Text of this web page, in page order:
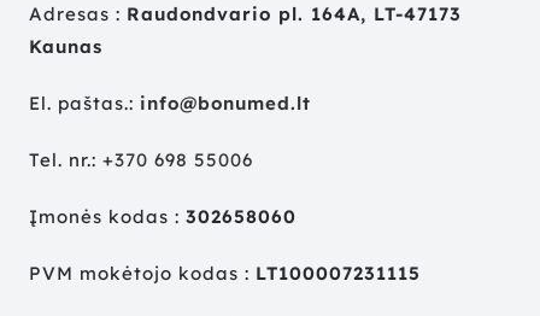
Adresas : Raudondvario pl. 164A, LT-47173
Kaunas
El. paštas.: info@bonumed.lt
Tel. nr.: +370 698 55006
Įmonės kodas : 302658060
PVM mokėtojo kodas : LT100007231115